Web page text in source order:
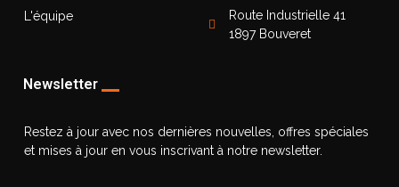
L'équipe
Route Industrielle 41
1897 Bouveret
Newsletter
Restez à jour avec nos dernières nouvelles, offres spéciales
et mises à jour en vous inscrivant à notre newsletter.